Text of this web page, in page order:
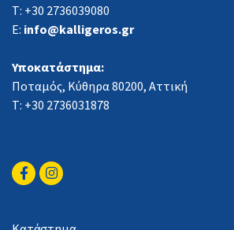
Τ: +30 2736039080
E: info@kalligeros.gr
Υποκατάστημα:
Ποταμός, Κύθηρα 80200, Αττική
Τ: +30 2736031878